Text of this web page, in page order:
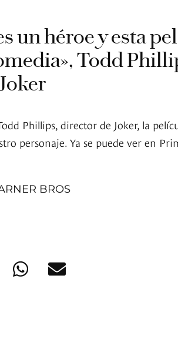
un héroe y esta
Todd
Phillips, director de Joker, la
personaje. Ya se puede ver en
BROS